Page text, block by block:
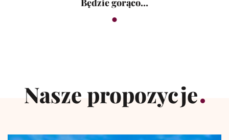
Będzie gorąco…
Nasze propozycje